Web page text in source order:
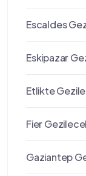
Escaldes
Eskipazar
Etlikte
Fier
Gaziantep